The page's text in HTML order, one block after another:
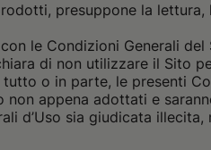
presuppone la
le Condizioni Generali
di non utilizzare il Sito
o in parte, le presenti
appena adottati e
d’Uso sia giudicata